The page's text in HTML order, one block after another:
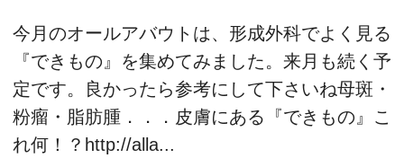
今月のオールアバウトは、形成外科でよく見る
『できもの』を集めてみました。来月も続く予
定です。良かったら参考にして下さいね母斑・
粉瘤・脂肪腫．．．皮膚にある『できもの』こ
れ何！？http://alla...